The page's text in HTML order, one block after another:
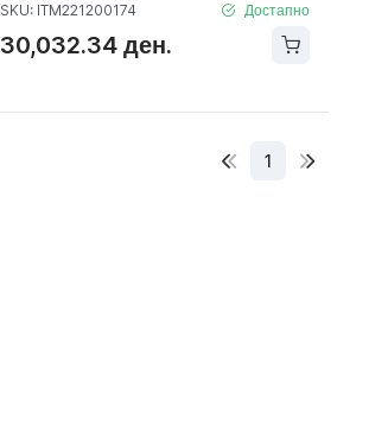
SKU: ITM221200174 Достапно
30,032.34 ден.
1